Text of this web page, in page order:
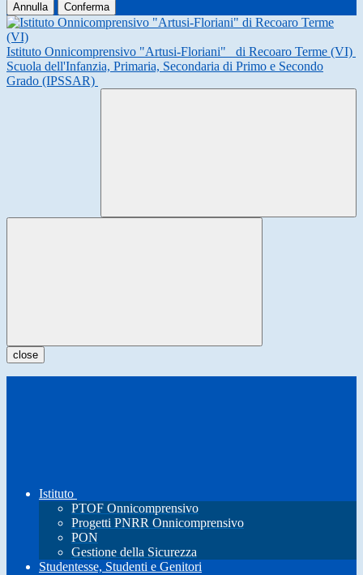
Annulla Conferma
Istituto Onnicomprensivo "Artusi-Floriani"
di Recoaro Terme (VI)
Scuola dell'Infanzia, Primaria, Secondaria di Primo e Secondo
Grado (IPSSAR)
close
Istituto
PTOF Onnicomprensivo
Progetti PNRR Onnicomprensivo
PON
Gestione della Sicurezza
Studentesse, Studenti e Genitori